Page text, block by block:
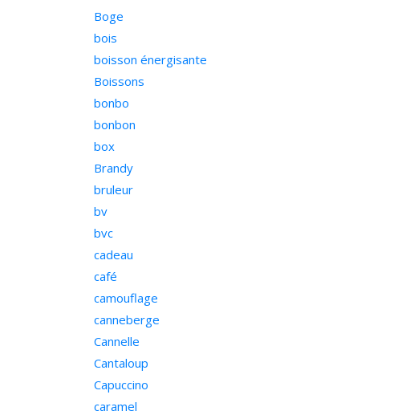
Boge
bois
boisson énergisante
Boissons
bonbo
bonbon
box
Brandy
bruleur
bv
bvc
cadeau
café
camouflage
canneberge
Cannelle
Cantaloup
Capuccino
caramel